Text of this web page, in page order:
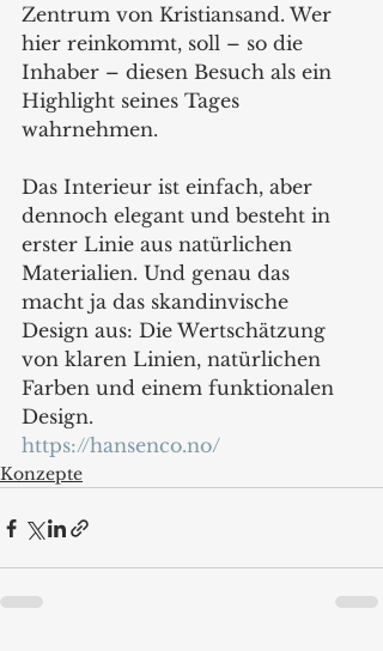
Zentrum von Kristiansand. Wer
hier reinkommt, soll – so die
Inhaber – diesen Besuch als ein
Highlight seines Tages
wahrnehmen.
Das Interieur ist einfach, aber
dennoch elegant und besteht in
erster Linie aus natürlichen
Materialien. Und genau das
macht ja das skandinvische
Design aus: Die Wertschätzung
von klaren Linien, natürlichen
Farben und einem funktionalen
Design.
https://hansenco.no/
Konzepte